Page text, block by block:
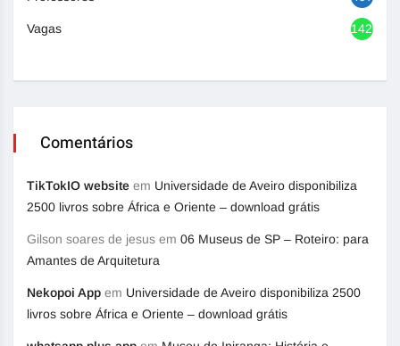
Vagas 1420
Comentários
TikTokIO website em Universidade de Aveiro disponibiliza
2500 livros sobre África e Oriente – download grátis
Gilson soares de jesus em 06 Museus de SP – Roteiro: para
Amantes de Arquitetura
Nekopoi App em Universidade de Aveiro disponibiliza 2500
livros sobre África e Oriente – download grátis